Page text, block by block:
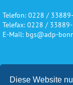
Diese Website
Telefon: 0228 /
Telefax: 0228 /
E-Mail: bgs@adp-
Wir danken für